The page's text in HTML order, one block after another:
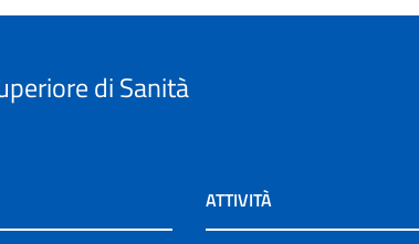
di Sanità
ATTIVITÀ